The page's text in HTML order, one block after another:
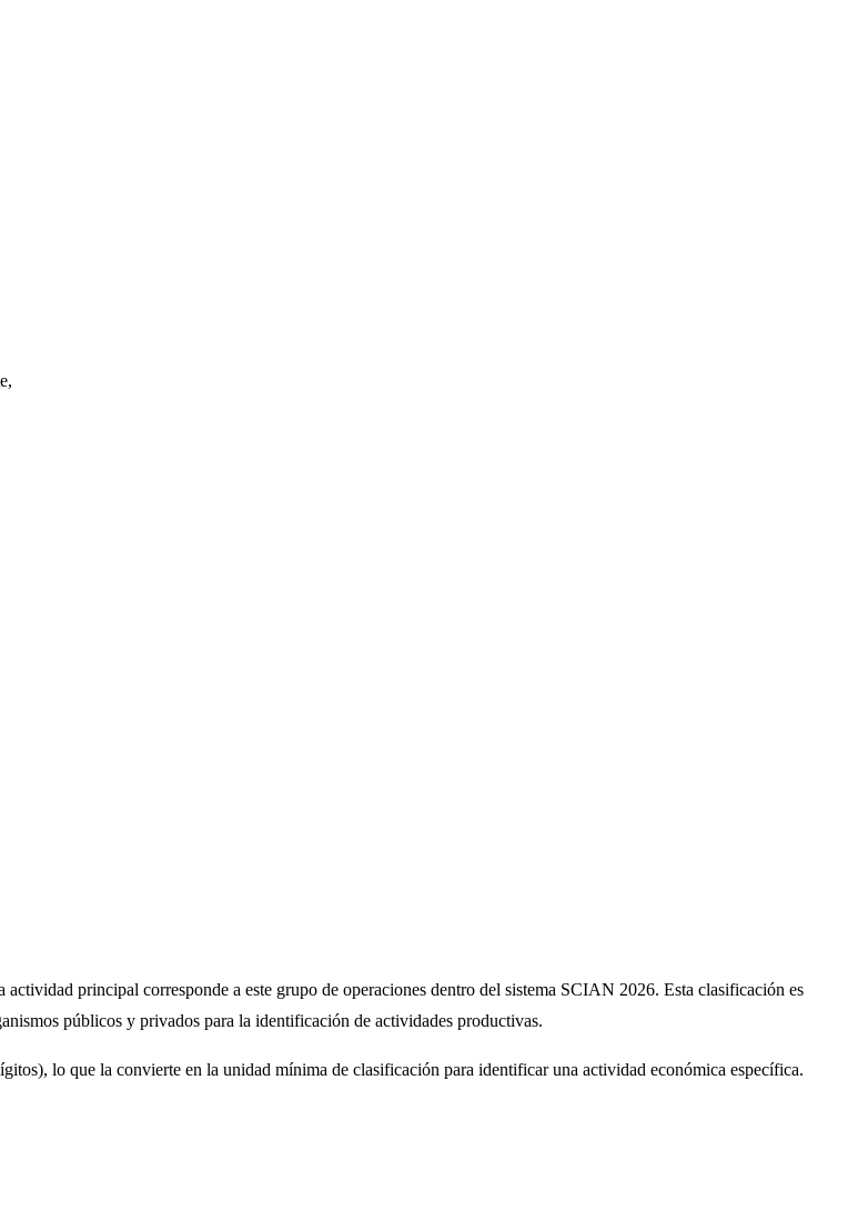
principal corresponde a este grupo de operaciones dentro del sistema SCIAN 2026. Esta clasificación es
públicos y privados para la identificación de actividades productivas.
lo que la convierte en la unidad mínima de clasificación para identificar una actividad económica específica.